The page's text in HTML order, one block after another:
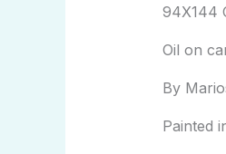
94X144
Oil on
By
Painted